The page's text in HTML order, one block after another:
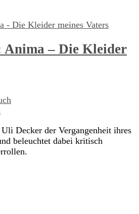
Anima – Die Kleider
Decker der Vergangenheit ihres
beleuchtet dabei kritisch